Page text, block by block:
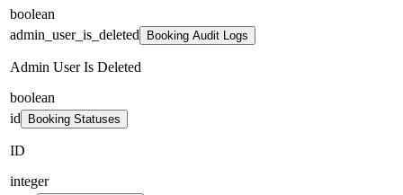
boolean
admin_user_is_deleted
Booking Audit Logs
Admin User Is Deleted
boolean
id
Booking Statuses
ID
integer